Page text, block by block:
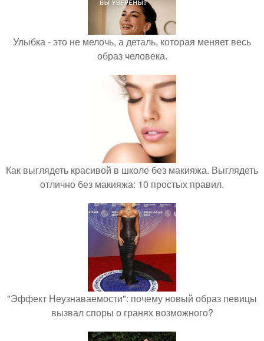
Улыбка - это не мелочь, а деталь, которая меняет весь
образ человека.
Как выглядеть красивой в школе без макияжа. Выглядеть
отлично без макияжа: 10 простых правил.
"Эффект Неузнаваемости": почему новый образ певицы
вызвал споры о гранях возможного?